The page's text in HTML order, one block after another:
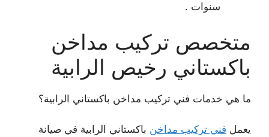
سنوات .
متخصص تركيب مداخن
باكستاني رخيص الرابية
ما هي خدمات فني تركيب مداخن باكستاني الرابية؟
يعمل فني تركيب مداخن باكستاني الرابية في صيانة